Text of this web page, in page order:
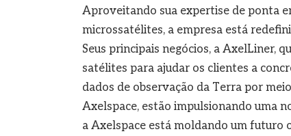
Aproveitando sua expertise de ponta
microssatélites, a empresa está
Seus principais negócios, a AxelLiner,
satélites para ajudar os clientes a
dados de observação da Terra por
Axelspace, estão impulsionando uma
a Axelspace está moldando um futuro